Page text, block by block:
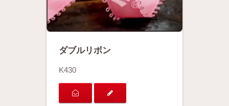
ダブルリボン
K430